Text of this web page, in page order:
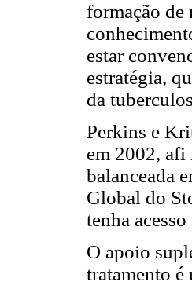
formação de
estar
estratégia,
da
Perkins e
em 2002, afi
balanceada
Global do
tenha
O apoio
tratamento é